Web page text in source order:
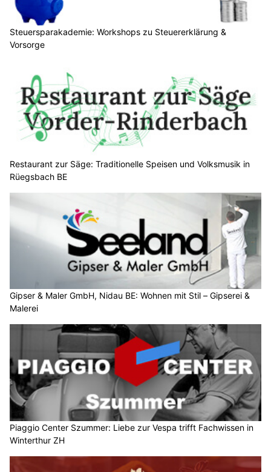
Steuersparakademie: Workshops zu Steuererklärung &
Vorsorge
Restaurant zur Säge: Traditionelle Speisen und Volksmusik in
Rüegsbach BE
Gipser & Maler GmbH, Nidau BE: Wohnen mit Stil – Gipserei &
Malerei
Piaggio Center Szummer: Liebe zur Vespa trifft Fachwissen in
Winterthur ZH